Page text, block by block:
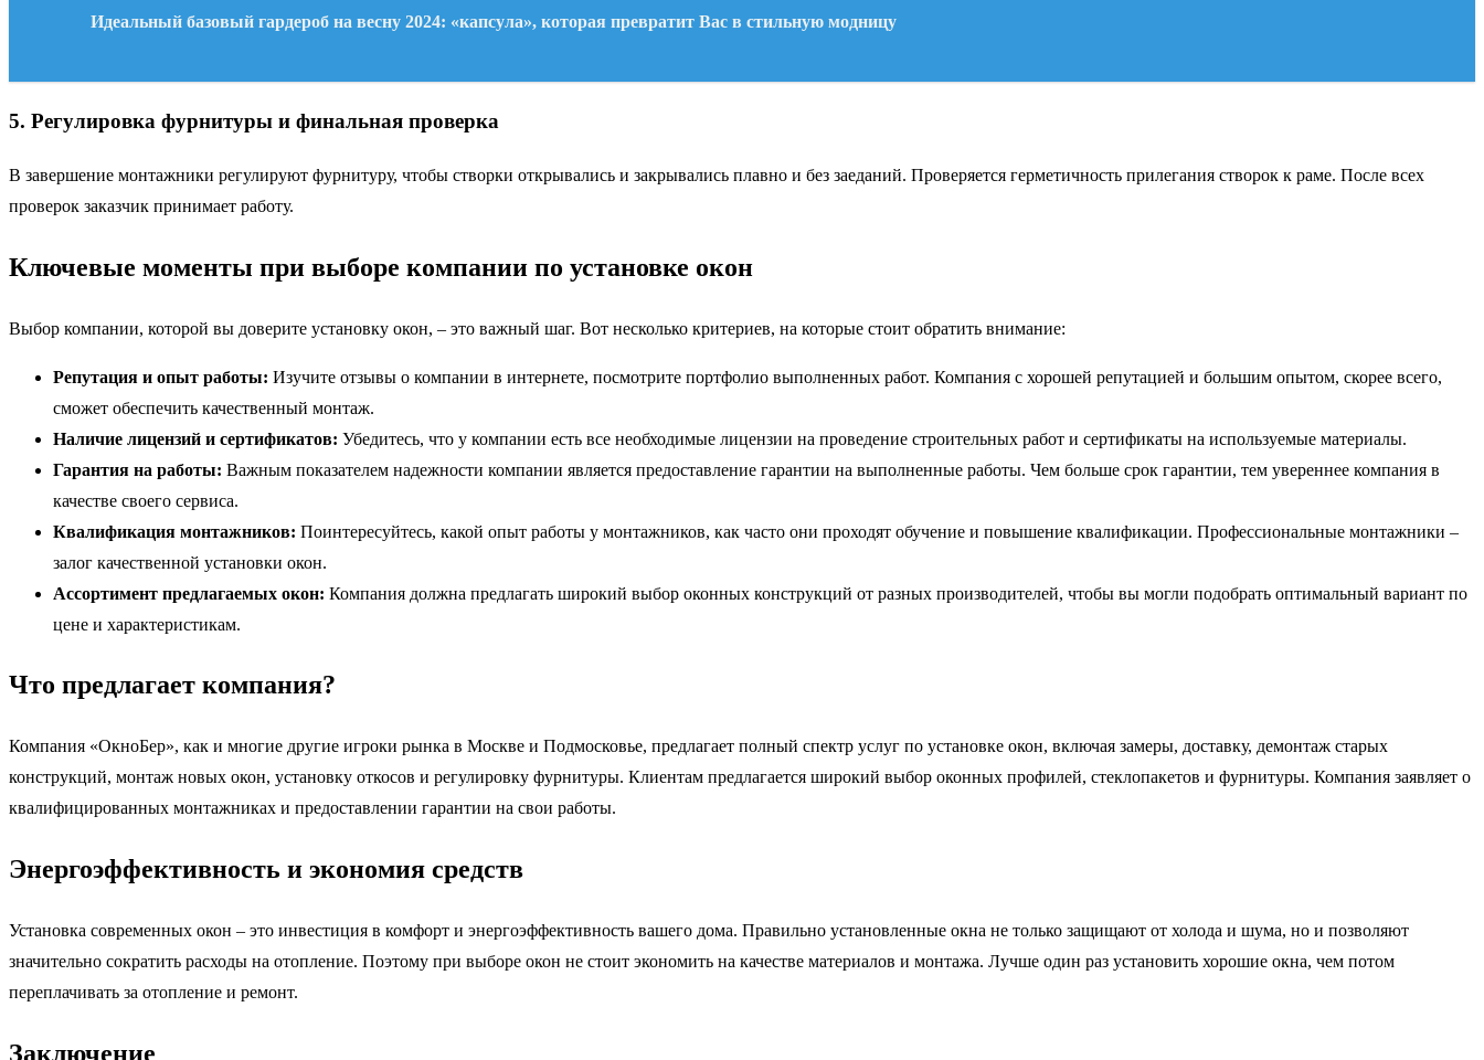
Идеальный базовый гардероб на весну 2024: «капсула», которая превратит Вас в стильную модницу
5. Регулировка фурнитуры и финальная проверка
В завершение монтажники регулируют фурнитуру, чтобы створки открывались и закрывались плавно и без заеданий. Проверяется герметичность прилегания створок к раме. После всех
проверок заказчик принимает работу.
Ключевые моменты при выборе компании по установке окон
Выбор компании, которой вы доверите установку окон, – это важный шаг. Вот несколько критериев, на которые стоит обратить внимание:
Репутация и опыт работы: Изучите отзывы о компании в интернете, посмотрите портфолио выполненных работ. Компания с хорошей репутацией и большим опытом, скорее всего,
сможет обеспечить качественный монтаж.
Наличие лицензий и сертификатов: Убедитесь, что у компании есть все необходимые лицензии на проведение строительных работ и сертификаты на используемые материалы.
Гарантия на работы: Важным показателем надежности компании является предоставление гарантии на выполненные работы. Чем больше срок гарантии, тем увереннее компания в
качестве своего сервиса.
Квалификация монтажников: Поинтересуйтесь, какой опыт работы у монтажников, как часто они проходят обучение и повышение квалификации. Профессиональные монтажники –
залог качественной установки окон.
Ассортимент предлагаемых окон: Компания должна предлагать широкий выбор оконных конструкций от разных производителей, чтобы вы могли подобрать оптимальный вариант по
цене и характеристикам.
Что предлагает компания?
Компания «ОкноБер», как и многие другие игроки рынка в Москве и Подмосковье, предлагает полный спектр услуг по установке окон, включая замеры, доставку, демонтаж старых
конструкций, монтаж новых окон, установку откосов и регулировку фурнитуры. Клиентам предлагается широкий выбор оконных профилей, стеклопакетов и фурнитуры. Компания заявляет о
квалифицированных монтажниках и предоставлении гарантии на свои работы.
Энергоэффективность и экономия средств
Установка современных окон – это инвестиция в комфорт и энергоэффективность вашего дома. Правильно установленные окна не только защищают от холода и шума, но и позволяют
значительно сократить расходы на отопление. Поэтому при выборе окон не стоит экономить на качестве материалов и монтажа. Лучше один раз установить хорошие окна, чем потом
переплачивать за отопление и ремонт.
Заключение